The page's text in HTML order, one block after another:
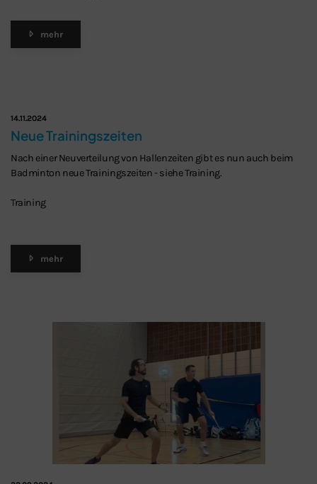
mehr
14.11.2024
Neue Trainingszeiten
Nach einer Neuverteilung von Hallenzeiten gibt es nun auch beim
Badminton neue Trainingszeiten - siehe Training.
Training
mehr